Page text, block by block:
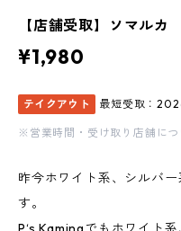
【店舗受取】ソマル
¥1,980
テイクアウト 最短受取：
※営業時間・受け取り店舗につ
昨今ホワイト系、シルバ
す。